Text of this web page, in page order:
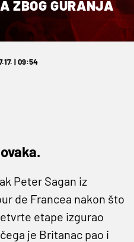
ZBOG GURANJA
| 09:54
Peter Sagan iz
de Francea nakon što
etape izgurao
je Britanac pao i